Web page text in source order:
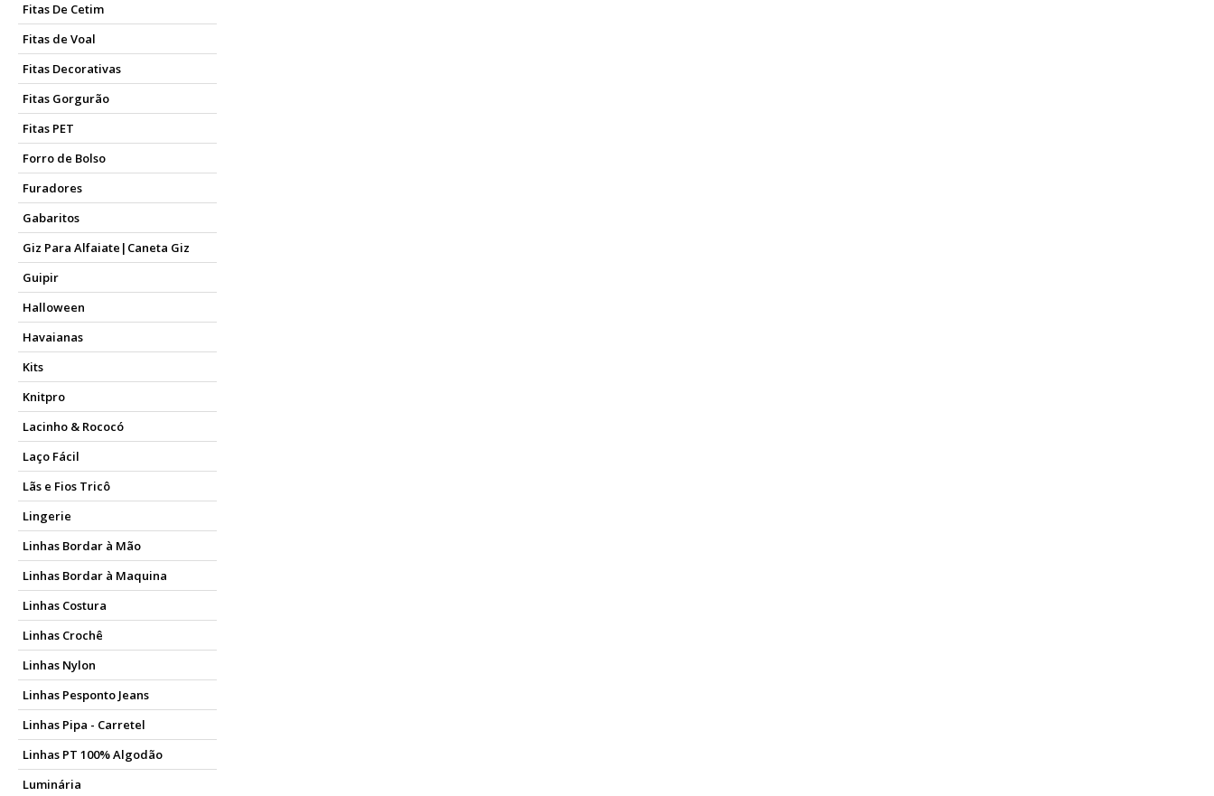
Fitas De Cetim
Fitas de Voal
Fitas Decorativas
Fitas Gorgurão
Fitas PET
Forro de Bolso
Furadores
Gabaritos
Giz Para Alfaiate|Caneta Giz
Guipir
Halloween
Havaianas
Kits
Knitpro
Lacinho & Rococó
Laço Fácil
Lãs e Fios Tricô
Lingerie
Linhas Bordar à Mão
Linhas Bordar à Maquina
Linhas Costura
Linhas Crochê
Linhas Nylon
Linhas Pesponto Jeans
Linhas Pipa - Carretel
Linhas PT 100% Algodão
Luminária